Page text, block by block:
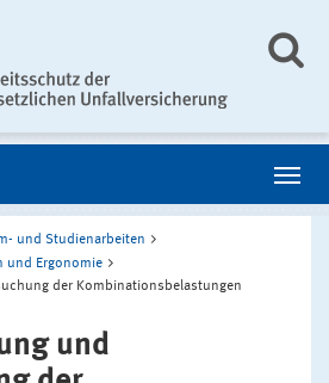
und Studienarbeiten
und Ergonomie
der Kombinationsbelastungen
und